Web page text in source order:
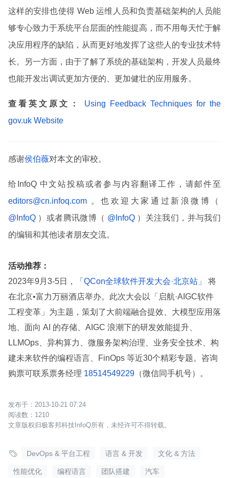
这样的安排也使得 Web 运维人员和负责基础架构的人员能
够专心致力于系统平台层面的性能提高，而不用每天忙于解
决应用程序的缺陷，从而更好地发挥了这些人的专业技术特
长。另一方面，由于了解了系统的基础架构，开发人员最终
也能开发出调试更加方便的、更加健壮的应用服务。
查看英文原文：
Using Feedback Techniques for the
gov.uk Website
感谢侯伯薇对本文的审校。
给InfoQ 中文站投稿或者参与内容翻译工作，请邮件至
editors@cn.infoq.com 。也欢迎大家通过新浪微博（
@InfoQ ）或者腾讯微博（ @InfoQ ）关注我们，并与我们
的编辑和其他读者朋友交流。
活动推荐：
2023年9月3-5日，
「QCon全球软件开发大会·北京站」
将
在北京•富力万丽酒店举办。此次大会以「启航·AIGC软件
工程变革」为主题，策划了大前端融合提效、大模型应用落
地、面向 AI 的存储、AIGC 浪潮下的研发效能提升、
LLMOps、异构算力、微服务架构治理、业务安全技术、构
建未来软件的编程语言、FinOps 等近30个精彩专题。咨询
购票可联系票务经理 18514549229 （微信同手机号）。
2013-10-21 07:24
1210
文章版权归极客邦科技InfoQ所有，未经许可不得转载。
 DevOps & 平台工程 语言 & 开发 文化 & 方法
性能优化 编程语言 团队搭建 汽车